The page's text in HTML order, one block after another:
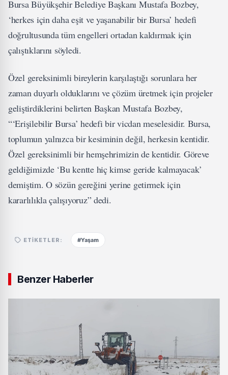
Bursa Büyükşehir Belediye Başkanı Mustafa Bozbey,
‘herkes için daha eşit ve yaşanabilir bir Bursa’ hedefi
doğrultusunda tüm engelleri ortadan kaldırmak için
çalıştıklarını söyledi.
Özel gereksinimli bireylerin karşılaştığı sorunlara her
zaman duyarlı olduklarını ve çözüm üretmek için projeler
geliştirdiklerini belirten Başkan Mustafa Bozbey,
“‘Erişilebilir Bursa’ hedefi bir vicdan meselesidir. Bursa,
toplumun yalnızca bir kesiminin değil, herkesin kentidir.
Özel gereksinimli bir hemşehrimizin de kentidir. Göreve
geldiğimizde ‘Bu kentte hiç kimse geride kalmayacak’
demiştim. O sözün gereğini yerine getirmek için
kararlılıkla çalışıyoruz” dedi.
ETIKETLER: #Yaşam
Benzer Haberler